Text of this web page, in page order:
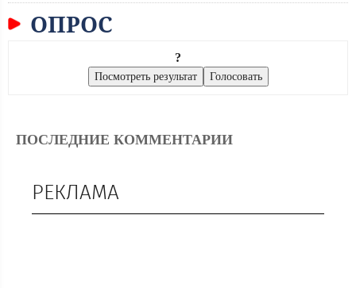
ОПРОС
?
ПОСЛЕДНИЕ КОММЕНТАРИИ
РЕКЛАМА